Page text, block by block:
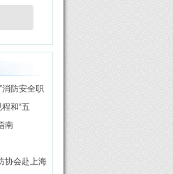
消防安全职
和“五
南
协会赴上海